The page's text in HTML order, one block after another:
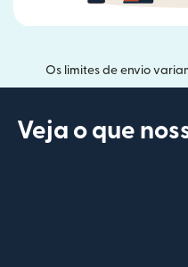
Os limites de envio
Veja o que